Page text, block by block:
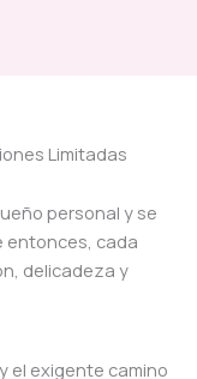
Limitadas
personal y se
entonces, cada
delicadeza y
el exigente camino